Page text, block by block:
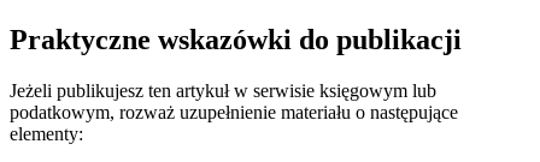
Praktyczne wskazówki do publikacji
Jeżeli publikujesz ten artykuł w serwisie księgowym lub
podatkowym, rozważ uzupełnienie materiału o następujące
elementy: